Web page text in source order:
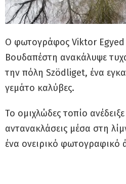
O φωτογράφος Viktor Egyed
Βουδαπέστη ανακάλυψε
την πόλη Szödliget, ένα
γεμάτο καλύβες.
Το ομιχλώδες τοπίο
αντανακλάσεις μέσα στη
ένα ονειρικό φωτογραφικό